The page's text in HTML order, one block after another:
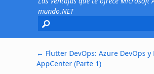
mundo.NET
← Flutter DevOps: Azure DevOps
AppCenter (Parte 1)